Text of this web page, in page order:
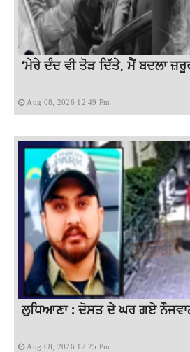
‘ਮੇਰੇ ਦੰਦ ਵੀ ਤੋੜ ਦਿੱਤੇ, ਮੈਂ ਬਦਲਾ
Aug 08, 2026 12:49 Pm
ਲੁਧਿਆਣਾ : ਦੋਸਤ ਦੇ ਘਰ ਗਏ
Aug 08, 2026 12:25 Pm